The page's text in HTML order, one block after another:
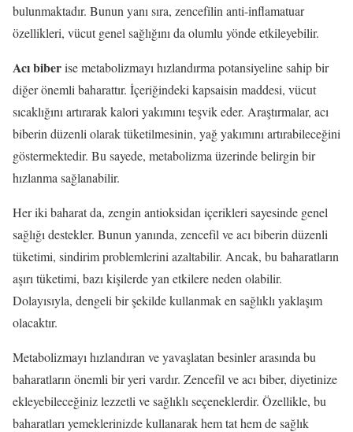
bulunmaktadır. Bunun yanı sıra, zencefilin anti-inflamatuar
özellikleri, vücut genel sağlığını da olumlu yönde etkileyebilir.
Acı biberise metabolizmayı hızlandırma potansiyeline sahip bir
diğer önemli baharattır. İçeriğindeki kapsaisin maddesi, vücut
sıcaklığını artırarak kalori yakımını teşvik eder. Araştırmalar, acı
biberin düzenli olarak tüketilmesinin, yağ yakımını artırabileceğini
göstermektedir. Bu sayede, metabolizma üzerinde belirgin bir
hızlanma sağlanabilir.
Her iki baharat da, zengin antioksidan içerikleri sayesinde genel
sağlığı destekler. Bunun yanında, zencefil ve acı biberin düzenli
tüketimi, sindirim problemlerini azaltabilir. Ancak, bu baharatların
aşırı tüketimi, bazı kişilerde yan etkilere neden olabilir.
Dolayısıyla, dengeli bir şekilde kullanmak en sağlıklı yaklaşım
olacaktır.
Metabolizmayı hızlandıran ve yavaşlatan besinler arasında bu
baharatların önemli bir yeri vardır. Zencefil ve acı biber, diyetinize
ekleyebileceğiniz lezzetli ve sağlıklı seçeneklerdir. Özellikle, bu
baharatları yemeklerinizde kullanarak hem tat hem de sağlık